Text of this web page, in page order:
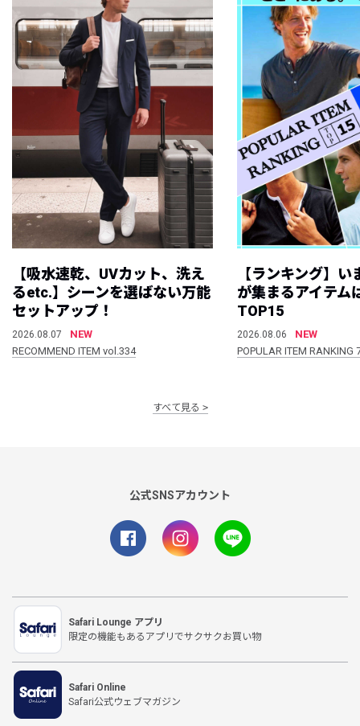
【吸水速乾、UVカット、洗え
るetc.】シーンを選ばない万能
セットアップ！
2026.08.07
NEW
RECOMMEND ITEM vol.334
【ランキング】
が集まるアイテム
TOP15
2026.08.06
NEW
POPULAR ITEM
すべて見る
公式SNSアカウント
Safari Lounge アプリ
限定の機能もあるアプリでサクサクお買い物
Safari Online
Safari公式ウェブマガジン